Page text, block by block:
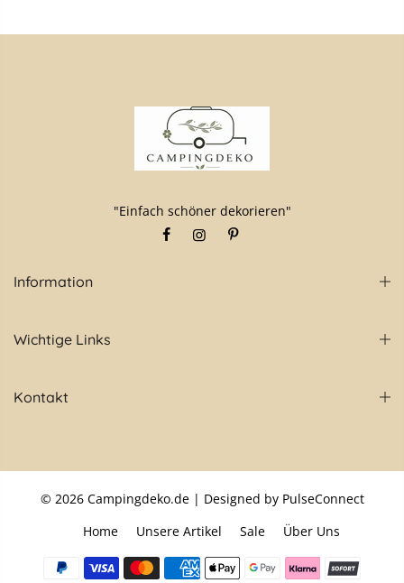
"Einfach schöner dekorieren"
Information
Wichtige Links
Kontakt
© 2026 Campingdeko.de| Designed by PulseConnect
Home
Unsere Artikel Sale Über Uns